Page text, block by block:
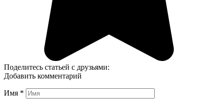
Поделитесь статьей с друзьями:
Добавить комментарий
Имя *